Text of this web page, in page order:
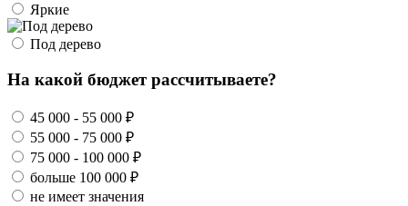
Яркие
Под дерево
На какой бюджет рассчитываете?
45 000 - 55 000 ₽
55 000 - 75 000 ₽
75 000 - 100 000 ₽
больше 100 000 ₽
не имеет значения